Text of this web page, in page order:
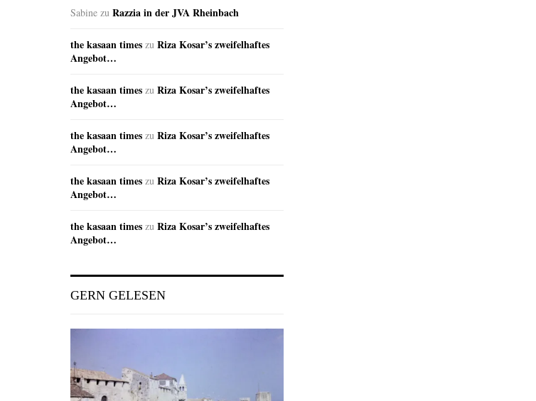
Sabine zu Razzia in der JVA Rheinbach
the kasaan times zu Riza Kosar’s zweifelhaftes
Angebot…
the kasaan times zu Riza Kosar’s zweifelhaftes
Angebot…
the kasaan times zu Riza Kosar’s zweifelhaftes
Angebot…
the kasaan times zu Riza Kosar’s zweifelhaftes
Angebot…
the kasaan times zu Riza Kosar’s zweifelhaftes
Angebot…
GERN GELESEN